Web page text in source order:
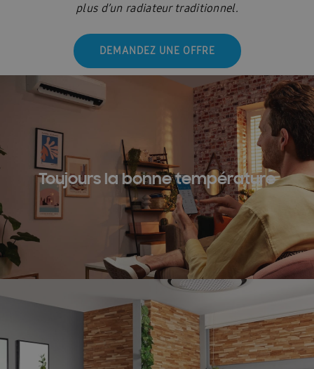
plus d’un radiateur traditionnel.
DEMANDEZ UNE OFFRE
Toujours la bonne température